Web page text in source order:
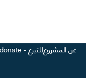
عن المشروعللتبرع - donate